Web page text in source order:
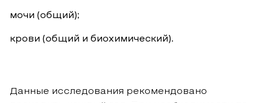
мочи (общий);
крови (общий и биохимический).
Данные исследования рекомендовано